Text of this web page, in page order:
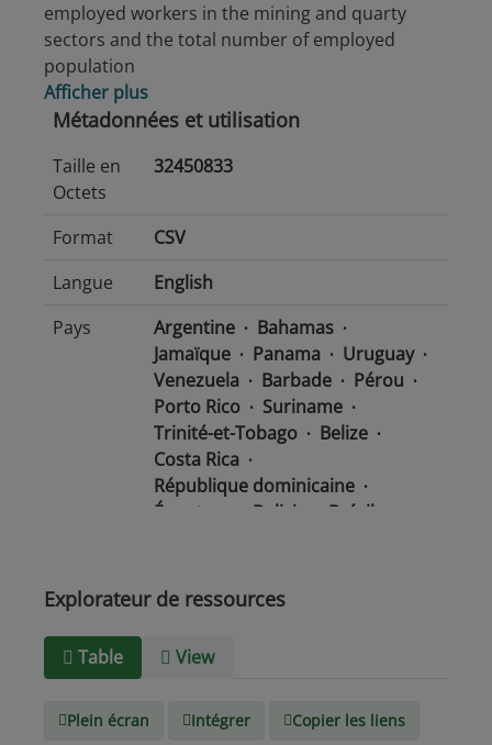
employed workers in the mining and quarty
sectors and the total number of employed
population
Afficher plus
Métadonnées et utilisation
Taille en
Octets
32450833
Format
CSV
Langue
English
Pays
Argentine
Bahamas
Jamaïque
Panama
Uruguay
Venezuela
Barbade
Pérou
Porto Rico
Suriname
Trinité-et-Tobago
Belize
Costa Rica
République dominicaine
Équateur
Bolivie
Brésil
Guatemala
Guyana
Type de
text/csv
Explorateur de ressources
Table View
Plein écran Intégrer Copier les liens